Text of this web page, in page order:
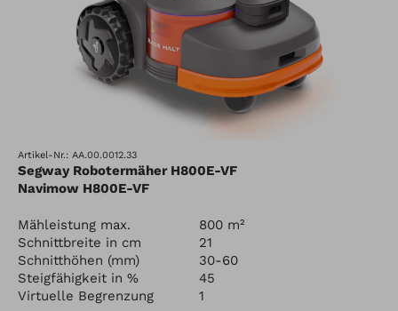
Artikel-Nr.: AA.00.0012.33
Segway Robotermäher H800E-VF
Navimow H800E-VF
Mähleistung max.
800 m²
Schnittbreite in cm
21
Schnitthöhen (mm)
30-60
Steigfähigkeit in %
45
Virtuelle Begrenzung
1